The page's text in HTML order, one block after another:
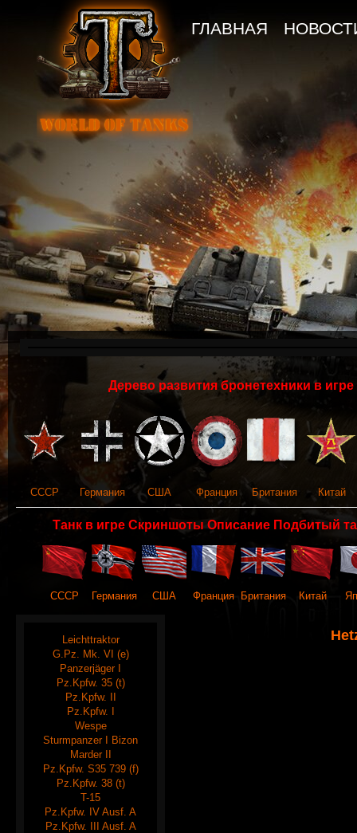
ГЛАВНАЯ
Дерево развития бронетехники в
СССР Германия США Франция Британия Китай
Танк в игре Скриншоты Описание Подбитый
СССР Германия США Франция Британия Китай
Leichttraktor
G.Pz. Mk. VI (e)
Panzerjäger I
Pz.Kpfw. 35 (t)
Pz.Kpfw. II
Pz.Kpfw. I
Wespe
Sturmpanzer I Bizon
Marder II
Pz.Kpfw. S35 739 (f)
Pz.Kpfw. 38 (t)
T-15
Pz.Kpfw. IV Ausf. A
Pz.Kpfw. III Ausf. A